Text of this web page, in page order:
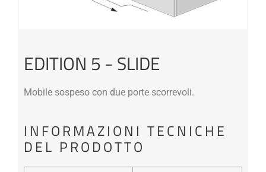
EDITION 5 - SLIDE
Mobile sospeso con due porte scorrevoli.
INFORMAZIONI TECNICHE
DEL PRODOTTO